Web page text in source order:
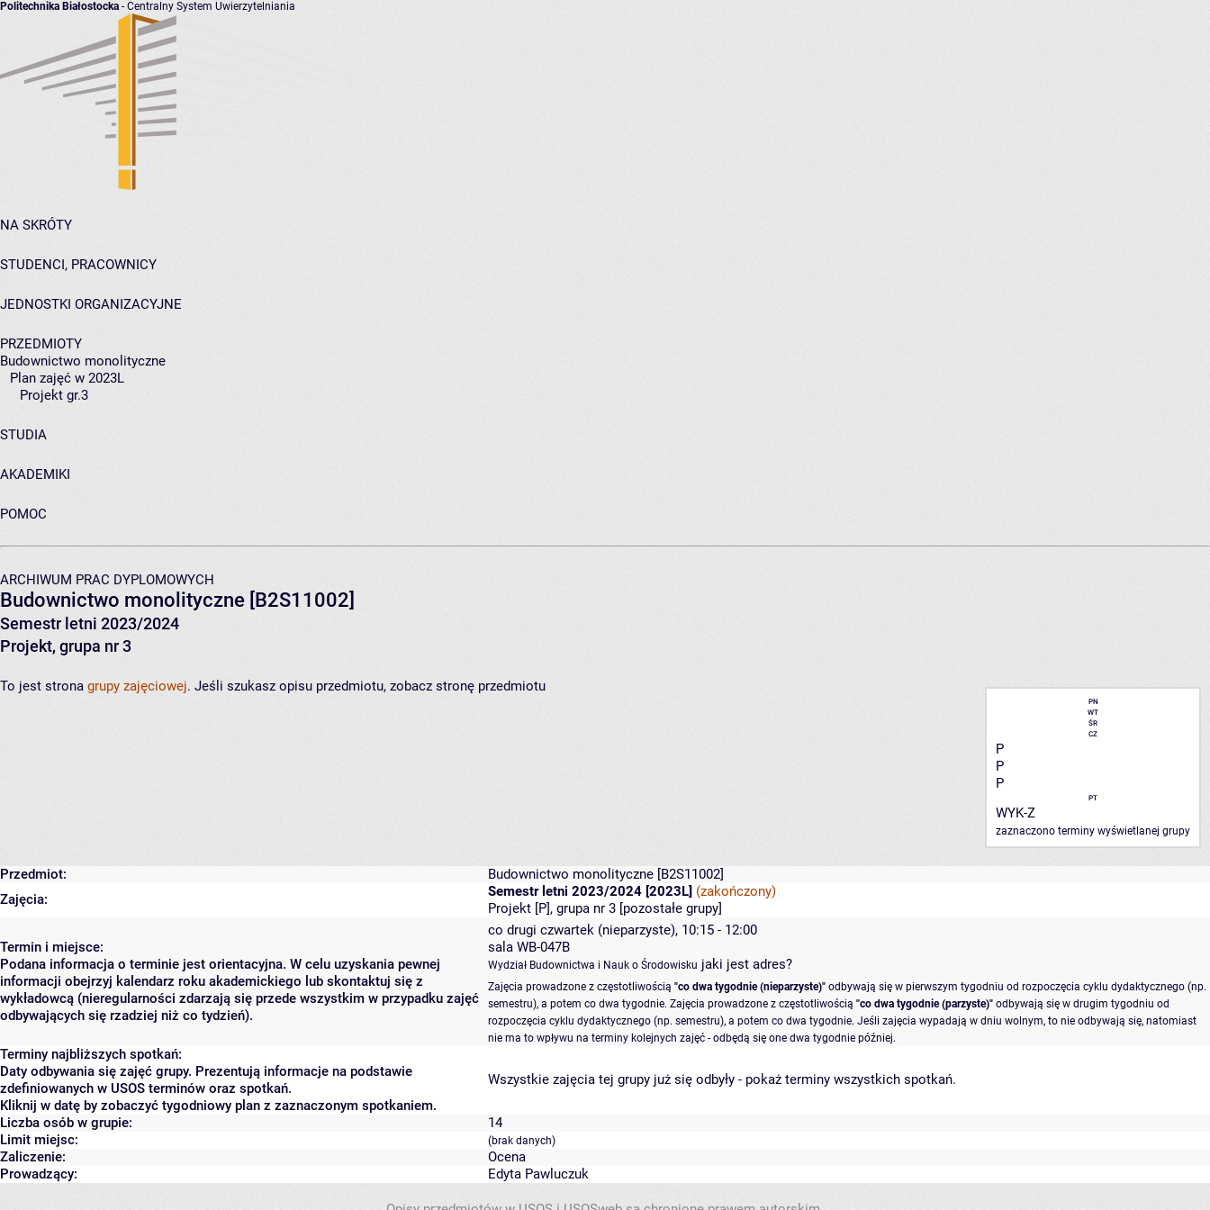
Politechnika Białostocka - Centralny System Uwierzytelniania
NA SKRÓTY
STUDENCI, PRACOWNICY
JEDNOSTKI ORGANIZACYJNE
PRZEDMIOTY
Budownictwo monolityczne
Plan zajęć w 2023L
Projekt gr.3
STUDIA
AKADEMIKI
POMOC
ARCHIWUM PRAC DYPLOMOWYCH
Budownictwo monolityczne [B2S11002]
Semestr letni 2023/2024
Projekt, grupa nr 3
PN
WT
ŚR
CZ
P
P
P
PT
WYK-Z
zaznaczono terminy wyświetlanej grupy
To jest strona grupy zajęciowej. Jeśli szukasz opisu przedmiotu, zobacz stronę przedmiotu
Przedmiot: Budownictwo monolityczne [B2S11002]
Zajęcia:
Semestr letni 2023/2024 [2023L] (zakończony)
Projekt [P], grupa nr 3 [pozostałe grupy]
Termin i miejsce:
Podana informacja o terminie jest orientacyjna. W celu uzyskania pewnej
informacji obejrzyj kalendarz roku akademickiego lub skontaktuj się z
wykładowcą (nieregularności zdarzają się przede wszystkim w przypadku zajęć
odbywających się rzadziej niż co tydzień).
co drugi czwartek (nieparzyste), 10:15 - 12:00
sala WB-047B
Wydział Budownictwa i Nauk o Środowisku jaki jest adres?
Zajęcia prowadzone z częstotliwością "co dwa tygodnie (nieparzyste)" odbywają się w pierwszym tygodniu od rozpoczęcia cyklu dydaktycznego (np.
semestru), a potem co dwa tygodnie. Zajęcia prowadzone z częstotliwością "co dwa tygodnie (parzyste)" odbywają się w drugim tygodniu od
rozpoczęcia cyklu dydaktycznego (np. semestru), a potem co dwa tygodnie. Jeśli zajęcia wypadają w dniu wolnym, to nie odbywają się, natomiast
nie ma to wpływu na terminy kolejnych zajęć - odbędą się one dwa tygodnie później.
Terminy najbliższych spotkań:
Daty odbywania się zajęć grupy. Prezentują informacje na podstawie
zdefiniowanych w USOS terminów oraz spotkań.
Kliknij w datę by zobaczyć tygodniowy plan z zaznaczonym spotkaniem.
Wszystkie zajęcia tej grupy już się odbyły - pokaż terminy wszystkich spotkań.
Liczba osób w grupie:
14
Limit miejsc:
(brak danych)
Zaliczenie:
Ocena
Prowadzący:
Edyta Pawluczuk